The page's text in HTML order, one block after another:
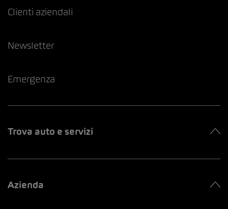
Clienti aziendali
Newsletter
Emergenza
Trova auto e servizi
Azienda